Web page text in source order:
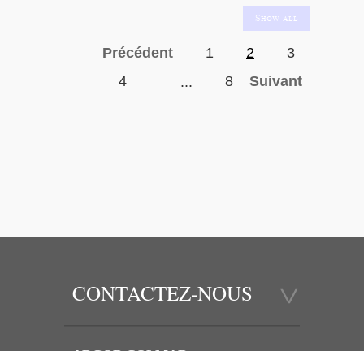
Précédent 1 2
3
4
... 8 Suivant
CONTACTEZ-NOUS